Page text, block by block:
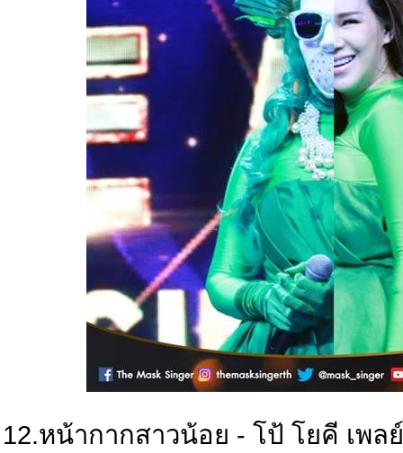
12.หน้ากากสาวน้อย - โป้ โยคี เพล